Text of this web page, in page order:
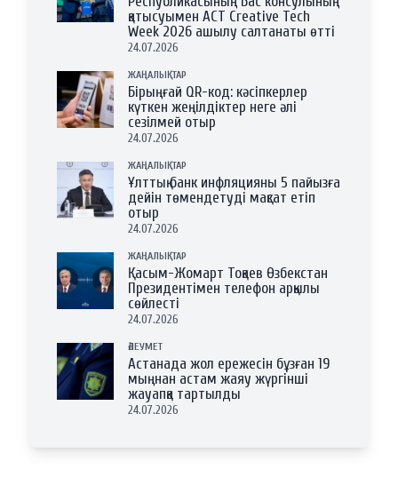
қатысуымен ACT Creative Tech
Week 2026 ашылу салтанаты өтті
24.07.2026
ЖАҢАЛЫҚТАР
Бірыңғай QR-код: кәсіпкерлер
күткен жеңілдіктер неге әлі
сезілмей отыр
24.07.2026
ЖАҢАЛЫҚТАР
Ұлттық банк инфляцияны 5 пайызға
дейін төмендетуді мақсат етіп
отыр
24.07.2026
ЖАҢАЛЫҚТАР
Қасым-Жомарт Тоқаев Өзбекстан
Президентімен телефон арқылы
сөйлесті
24.07.2026
ӘЛЕУМЕТ
Астанада жол ережесін бұзған 19
мыңнан астам жаяу жүргінші
жауапқа тартылды
24.07.2026